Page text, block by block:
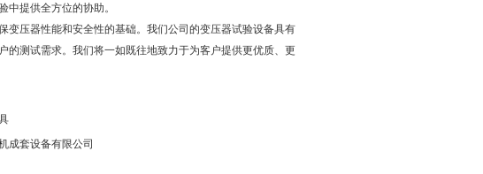
中提供全方位的协助。
压器性能和安全性的基础。我们公司的变压器试验设备具有
的测试需求。我们将一如既往地致力于为客户提供更优质、更
成套设备有限公司